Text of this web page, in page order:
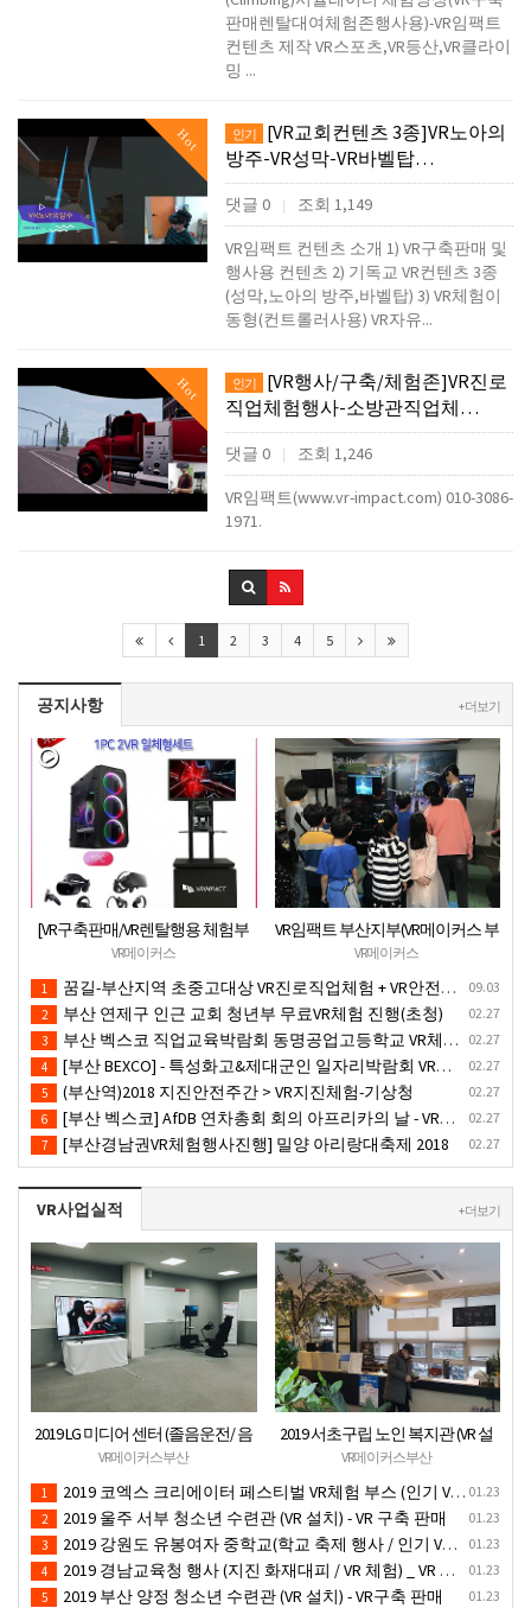
판매렌탈대여체험존행사용)-VR임팩트
컨텐츠 제작 VR스포츠,VR등산,VR클라이
밍 ...
Hot 인기
[VR교회컨텐츠 3종]VR노아의
방주-VR성막-VR바벨탑…
댓글 0 조회 1,149
VR임팩트 컨텐츠 소개 1) VR구축판매 및
행사용 컨텐츠 2) 기독교 VR컨텐츠 3종
(성막,노아의 방주,바벨탑) 3) VR체험이
동형(컨트롤러사용) VR자유...
Hot 인기
[VR행사/구축/체험존]VR진로
직업체험행사-소방관직업체…
댓글 0 조회 1,246
VR임팩트(www.vr-impact.com) 010-3086-
1971.
1 2 3 4 5
공지사항 + 더보기
[VR구축판매/VR렌탈행용 체험부
스][신제품](가성비최고) 1PC 2VR
일체형행사부스 세트(1부스-2인
따로 게임진행)
VR메이커스
VR임팩트 부산지부(VR메이커스 부
산) 지역기관 무료VR체험서비스
제공
VR메이커스
09.03
1 꿈길-부산지역 초중고대상 VR진로직업체험 + VR안전교육 프로그램 운영공고
02.27
2 부산 연제구 인근 교회 청년부 무료VR체험 진행(초청)
02.27
3 부산 벡스코 직업교육박람회 동명공업고등학교 VR체험존
02.27
4 [부산 BEXCO] - 특성화고&제대군인 일자리박람회 VR체험부스운영(18.10.17)-VR행사
02.27
5 (부산역)2018 지진안전주간 > VR지진체험-기상청
02.27
6 [부산 벡스코] AfDB 연차총회 회의 아프리카의 날 - VR부스설치
02.27
7 [부산경남권VR체험행사진행] 밀양 아리랑대축제 2018
VR사업실적 + 더보기
2019 LG 미디어 센터 (졸음운전/ 음
주운전 체험 행사) VR 체험 - VR 렌탈
대여 행사
VR메이커스부산
2019 서초구립 노인 복지관 (VR 설
치) - VR 구축 판매
VR메이커스부산
01.23
1 2019 코엑스 크리에이터 페스티벌 VR체험 부스 (인기 VR 체험) - VR렌탈대여 행사
01.23
2 2019 울주 서부 청소년 수련관 (VR 설치) - VR 구축 판매
01.23
3 2019 강원도 유봉여자 중학교(학교 축제 행사 / 인기 VR 컨텐츠 ) - VR렌탈대여 행사
01.23
4 2019 경남교육청 행사 (지진 화재대피 / VR 체험) _ VR 렌탈대여행사
01.23
5 2019 부산 양정 청소년 수련관 (VR 설치) - VR구축 판매